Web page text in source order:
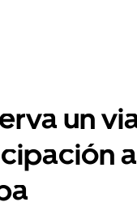
un